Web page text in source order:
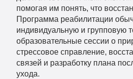
помогая им понять, что
Программа реабилитации
индивидуальную и групповую
образовательные сессии о
стрессовое справление,
связей и разработку плана
ухода.